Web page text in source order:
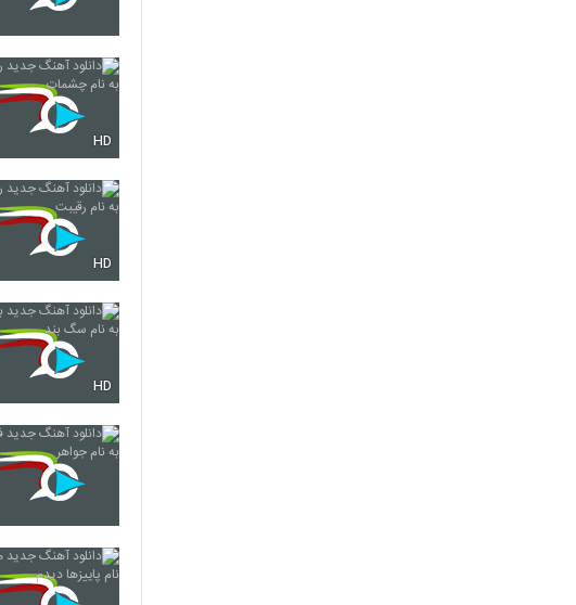
HD
HD
HD